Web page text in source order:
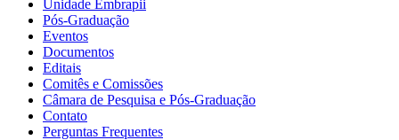
Unidade Embrapii
Pós-Graduação
Eventos
Documentos
Editais
Comitês e Comissões
Câmara de Pesquisa e Pós-Graduação
Contato
Perguntas Frequentes